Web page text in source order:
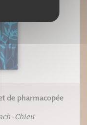
de pharmacopée
Chieu